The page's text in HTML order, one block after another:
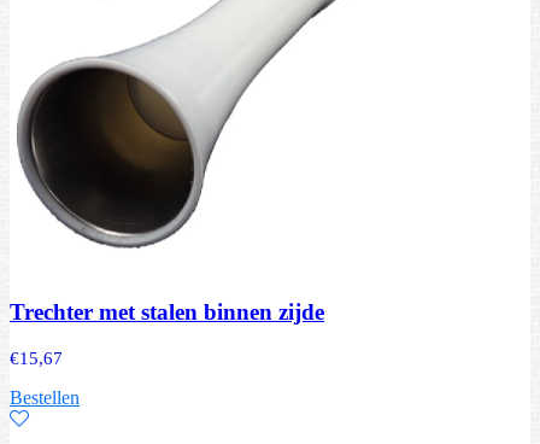
Trechter met stalen binnen zijde
€15,67
Bestellen